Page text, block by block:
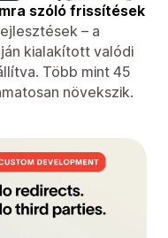
szóló frissítések
– a
kialakított valódi
Több mint 45
növekszik.